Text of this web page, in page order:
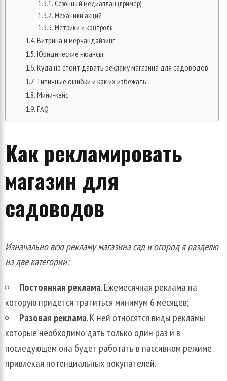
Сезонный медиаплан (пример)
Механики акций
Метрики и контроль
Витрина и мерчандайзинг
Юридические нюансы
Куда не стоит давать рекламу магазина для садоводов
Типичные ошибки и как их избежать
Мини-кейс
FAQ
Как рекламировать
магазин для
садоводов
Изначально всю рекламу магазина сад и огород я разделю
на две категории:
Постоянная реклама. Ежемесячная реклама на
которую придется тратиться минимум 6 месяцев;
Разовая реклама. К ней относятся виды рекламы
которые необходимо дать только один раз и в
последующем она будет работать в пассивном режиме
привлекая потенциальных покупателей.